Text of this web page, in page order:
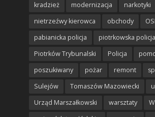
kradzież
modernizacja
narkotyki
nietrzeźwy kierowca
obchody
pabianicka policja
piotrkowska policja
Piotrków Trybunalski
Policja
poszukiwany
pożar remont
Sulejów
Tomaszów Mazowiecki
Urząd Marszałkowski
warsztaty